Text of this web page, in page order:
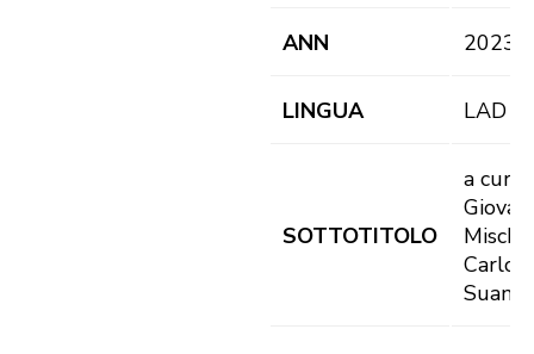
ANN 2023
LINGUA LAD
SOTTOTITOLO
a cura
Mischí
Carlo
Suani